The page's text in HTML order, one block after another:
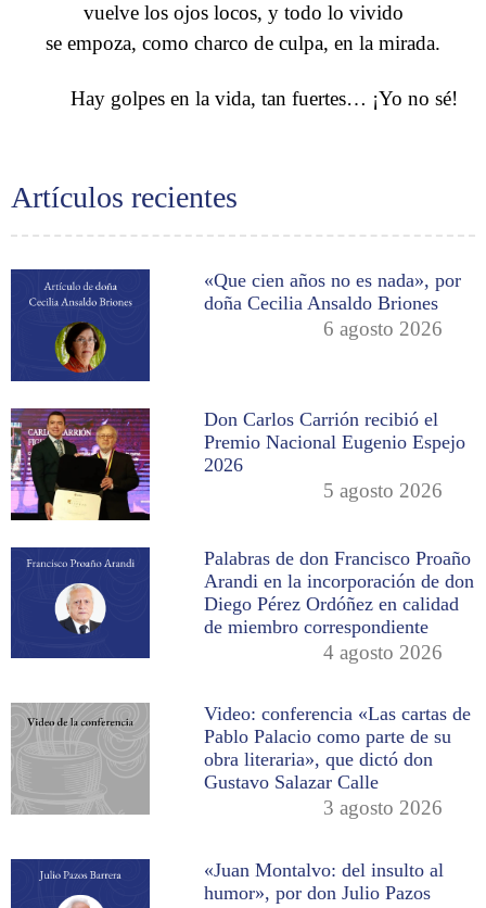
Artículos recientes
«Que cien años no es nada», por
doña Cecilia Ansaldo Briones
6 agosto 2026
Don Carlos Carrión recibió el
Premio Nacional Eugenio Espejo
2026
5 agosto 2026
Palabras de don Francisco Proaño
Arandi en la incorporación de don
Diego Pérez Ordóñez en calidad
de miembro correspondiente
4 agosto 2026
Video: conferencia «Las cartas de
Pablo Palacio como parte de su
obra literaria», que dictó don
Gustavo Salazar Calle
3 agosto 2026
«Juan Montalvo: del insulto al
humor», por don Julio Pazos
vuelve los ojos locos, y todo lo vivido
se empoza, como charco de culpa, en la mirada.
Hay golpes en la vida, tan fuertes… ¡Yo no sé!